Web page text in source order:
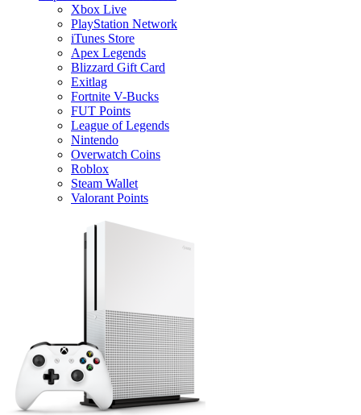
Xbox Live
PlayStation Network
iTunes Store
Apex Legends
Blizzard Gift Card
Exitlag
Fortnite V-Bucks
FUT Points
League of Legends
Nintendo
Overwatch Coins
Roblox
Steam Wallet
Valorant Points